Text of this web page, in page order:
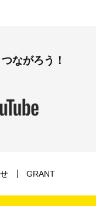
ながろう！
GRANT